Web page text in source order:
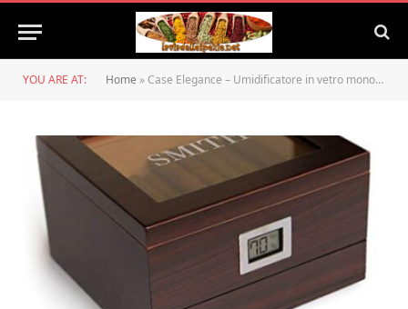
YOU ARE AT: Home » Case Elegance – Umidificatore in vetro monogrammato con piano in cedro realizzato a mano, con igrometro digitale frontale, gel umidificatore, e cassetto degli accessori, per 25 – 50 sigari